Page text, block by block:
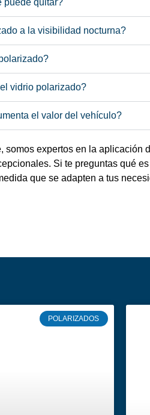
puede quitar?
a la visibilidad nocturna?
vidrio polarizado?
el valor del vehículo?
somos expertos en la
Si te preguntas qué
que se adapten a tus
POLARIZADOS